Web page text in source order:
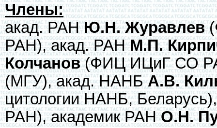
Члены:
акад. РАНЮ.Н. Журавлев
РАН), акад. РАНМ.П.
Колчанов(ФИЦ ИЦиГ СО
(МГУ), акад. НАНБА.В.
цитологии НАНБ,
РАН), академик РАНО.Н.